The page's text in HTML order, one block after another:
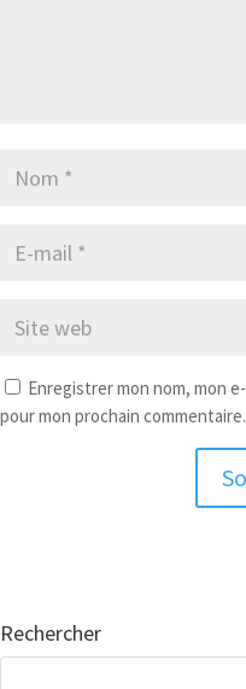
Enregistrer mon nom, mon
pour mon prochain commentaire.
Rechercher